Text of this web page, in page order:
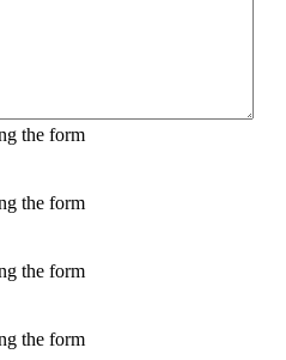
the form
the form
the form
the form